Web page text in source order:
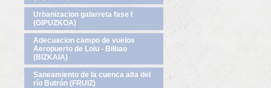
Urbanizacion galarreta fase I
(GIPUZKOA)
Adecuacion campo de vuelos
Aeropuerto de Loiu - Bilbao
(BIZKAIA)
Saneamiento de la cuenca alta del
río Butrón (FRUIZ)